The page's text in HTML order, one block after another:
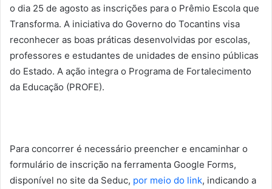
o dia 25 de agosto as inscrições para o Prêmio Escola que
Transforma. A iniciativa do Governo do Tocantins visa
reconhecer as boas práticas desenvolvidas por escolas,
professores e estudantes de unidades de ensino públicas
do Estado. A ação integra o Programa de Fortalecimento
da Educação (PROFE).
Para concorrer é necessário preencher e encaminhar o
formulário de inscrição na ferramenta Google Forms,
disponível no site da Seduc, por meio do link, indicando a